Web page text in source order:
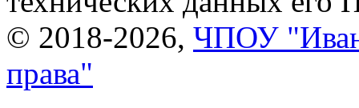
© 2018-2026, ЧПОУ
права"